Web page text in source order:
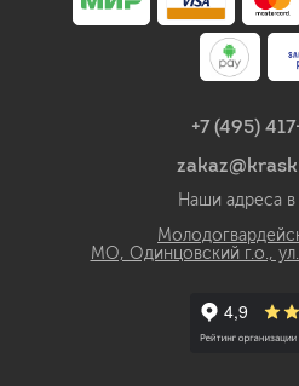
+7 (495)
Наши адреса
МО, Одинцовский г.о.,